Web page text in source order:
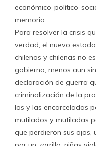
económico-político-
memoria.
Para resolver la crisis
verdad, el nuevo
chilenos y chilenas no
gobierno, menos aun
declaración de guerra
criminalización de la
los y las encarceladas
mutilados y mutiladas
que perdieron sus ojos,